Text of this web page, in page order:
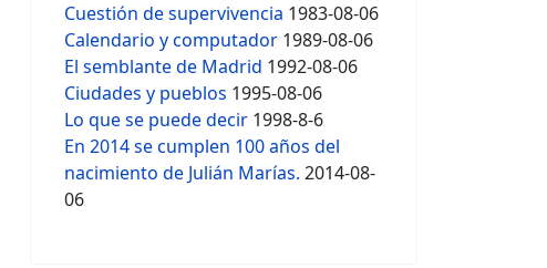
Cuestión de supervivencia 1983-08-06
Calendario y computador 1989-08-06
El semblante de Madrid 1992-08-06
Ciudades y pueblos 1995-08-06
Lo que se puede decir 1998-8-6
En 2014 se cumplen 100 años del
nacimiento de Julián Marías. 2014-08-
06